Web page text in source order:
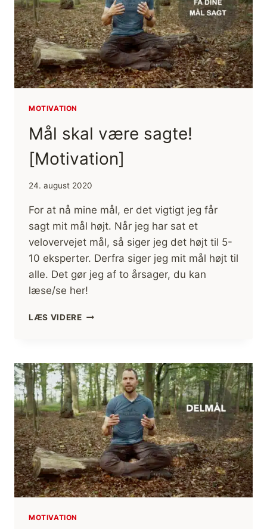
ER?
[MOTIVATION]
MOTIVATION
Mål skal være sagte!
[Motivation]
24. august 2020
For at nå mine mål, er det vigtigt jeg får
sagt mit mål højt. Når jeg har sat et
velovervejet mål, så siger jeg det højt til 5-
10 eksperter. Derfra siger jeg mit mål højt til
alle. Det gør jeg af to årsager, du kan
læse/se her!
LÆS VIDEREMÅL
[MOTIVATION]
MOTIVATION